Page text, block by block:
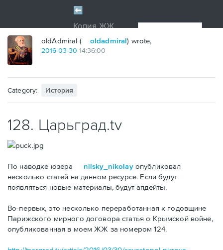
oldAdmiral ( oldadmiral) wrote,
2016-03-30 14:36:00
Category: История
128. Царьград.tv
По наводке юзера nilsky_nikolayопубликовал
несколько статей на данном ресурсе. Если будут
появляться новые материалы, будут апдейты.
Во-первых, это несколько переработанная к годовщине
Парижского мирного договора статья о Крымской войне,
опубликованная в моем ЖЖ за номером 124.